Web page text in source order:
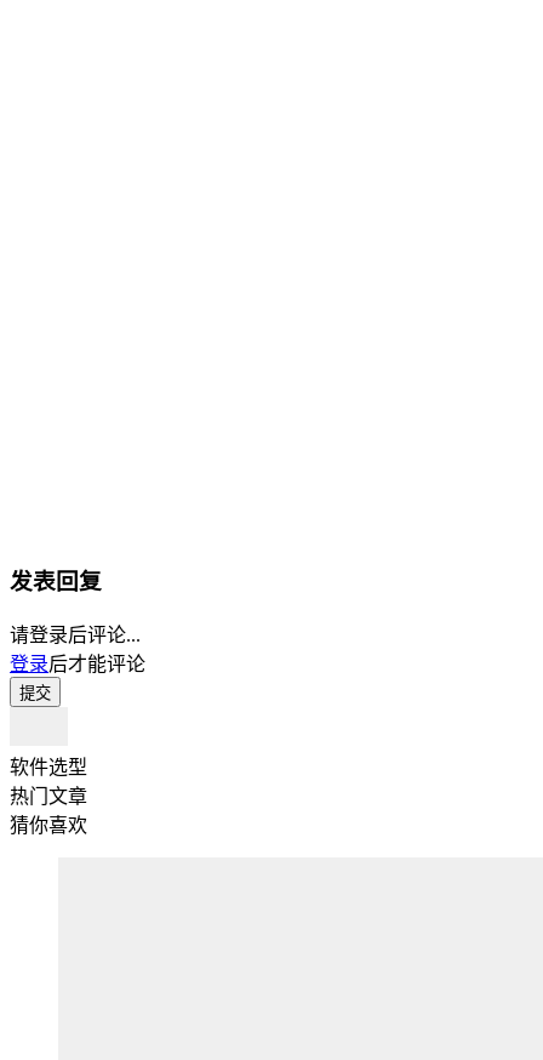
发表回复
请登录后评论...
登录后才能评论
提交
软件选型
热门文章
猜你喜欢